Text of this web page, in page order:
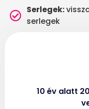
Serlegek:
serlegek
10 év alatt